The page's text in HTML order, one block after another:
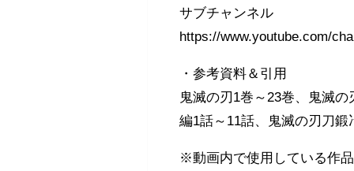
サブチャンネル
https://www.youtube.com/
・参考資料＆引用
鬼滅の刃1巻～23巻、鬼滅
編1話～11話、鬼滅の刃刀
※動画内で使用している作